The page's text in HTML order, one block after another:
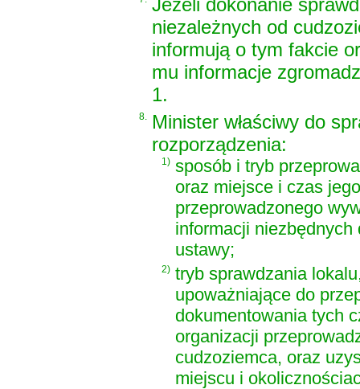
Jeżeli dokonanie
niezależnych od
informują o tym fakcie
mu informacje
1.
8. Minister właściwy do
rozporządzenia:
1) sposób i tryb
oraz miejsce i czas
przeprowadzonego
informacji
ustawy;
2) tryb sprawdzania
upoważniające do
dokumentowania tych
organizacji
cudzoziemca, oraz
miejscu i